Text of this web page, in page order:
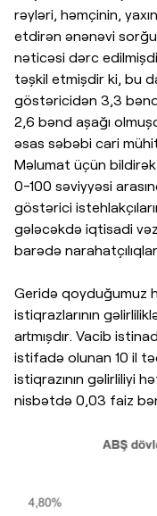
rəyləri, həmçinin,
etdirən ənənəvi
nəticəsi dərc
təşkil etmişdir ki, bu
göstəricidən 3,3
2,6 bənd aşağı
əsas səbəbi cari
Məlumat üçün
0-100 səviyyəsi
göstərici
gələcəkdə iqtisadi
barədə
Geridə qoyduğumuz
istiqrazlarının
artmışdır. Vacib
istifadə olunan 10 il
istiqrazının gəlirliliyi
nisbətdə 0,03 faiz